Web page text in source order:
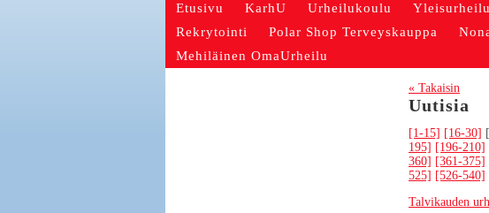
Etusivu KarhU Urheilukoulu Yleisurheilu
Rekrytointi
Polar Shop Terveyskauppa
Mehiläinen OmaUrheilu
« Takaisin
Uutisia
[1-15] [16-30]
195] [196-210]
360] [361-375]
525] [526-540]
Talvikauden